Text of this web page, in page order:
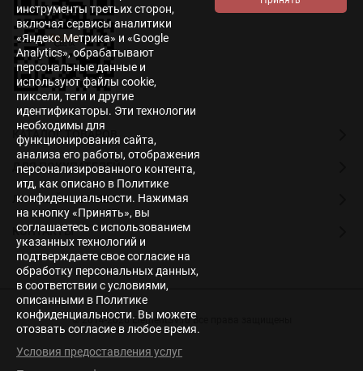
КАТАЛОГ ТОВАРОВ
ДЛЯ ПОКУПАТЕЛЕЙ
ЛИЧНЫЙ КАБИНЕТ
КОНТАКТЫ
© 2014-2026 ElementSV.ru Все права защищены
инструменты третьих сторон,
включая сервисы аналитики
«Яндекс.Метрика» и «Google
Analytics», обрабатывают
персональные данные и
используют файлы cookie,
пиксели, теги и другие
идентификаторы. Эти технологии
необходимы для
функционирования сайта,
анализа его работы, отображения
персонализированного контента,
итд, как описано в Политике
конфиденциальности. Нажимая
на кнопку «Принять», вы
соглашаетесь с использованием
указанных технологий и
подтверждаете свое согласие на
обработку персональных данных,
в соответствии с условиями,
описанными в Политике
конфиденциальности. Вы можете
отозвать согласие в любое время.
Условия предоставления услуг